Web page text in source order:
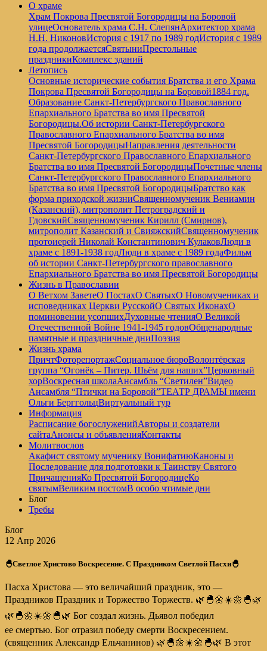
О храме
Храм Покрова Пресвятой Богородицы на Боровой
улицеОснователь храма С.Н. СлепянАрхитектор храма
Н.Н. НиконовИстория с 1917 по 1989 годИстория с 1989
года продолжаетсяСвятыниПрестольные
праздникиКомплекс зданий
Летопись
Основные исторические события Братства и его Храма
Покрова Пресвятой Богородицы на Боровой1884 год.
Образование Санкт-Петербургского Православного
Епархиального Братства во имя Пресвятой
Богородицы.Об истории Санкт-Петербургского
Православного Епархиального Братства во имя
Пресвятой БогородицыНаправления деятельности
Санкт-Петербургского Православного Епархиального
Братства во имя Пресвятой БогородицыПочетные члены
Санкт-Петербургского Православного Епархиального
Братства во имя Пресвятой БогородицыБратство как
форма приходской жизниСвященномученик Вениамин
(Казанский), митрополит Петроградский и
ГдовскийСвященномученик Кирилл (Смирнов),
митрополит Казанский и СвияжскийСвященномученик
протоиерей Николай Константинович КулаковЛюди в
храме с 1891-1938 годЛюди в храме с 1989 годаФильм
об истории Санкт-Петербургского православного
Епархиального Братства во имя Пресвятой Богородицы
Жизнь в Православии
О Ветхом ЗаветеО ПостахО СвятыхО Новомучениках и
исповедниках Церкви РусскойО Святых ИконахО
поминовении усопшихДуховные чтенияО Великой
Отечественной Войне 1941-1945 годовОбщенародные
памятные и праздничные дниПоэзия
Жизнь храма
ПричтФоторепортажСоциальное бюроВолонтёрская
группа “Огонёк – Питер. Шьём для наших”Церковный
хорВоскресная школаАнсамбль “Светилен”Видео
Ансамбля “Птички на Боровой”ТЕАТР ДРАМЫ имени
Ольги БерггольцВиртуальный тур
Информация
Расписание богослуженийАвторы и создатели
сайтаАнонсы и объявленияКонтакты
Молитвослов
Акафист святому мученику ВонифатиюКаноны и
Последование для подготовки к Таинству Святого
ПричащенияКо Пресвятой БогородицеКо
святымВеликим постомВ особо чтимые дни
Блог
Требы
Блог
12 Апр 2026
🐣Светлое Христово Воскресение. С Праздником Светлой Пасхи🐣
Пасха Христова — это величайший праздник, это —
Праздников Праздник и Торжество Торжеств. 🌿🐣🌼☀️🌼🐣🌿
🌿🐣🌼☀️🌼🐣🌿 Бог создал жизнь. Дьявол победил
ее смертью. Бог отразил победу смерти Воскресением.
(священник Александр Ельчанинов) 🌿🐣🌼☀️🌼🐣🌿 В этот